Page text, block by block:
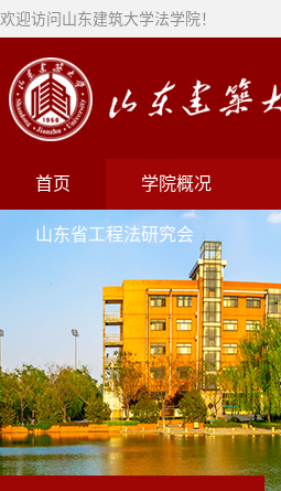
欢迎访问山东建筑大学法学院！
首页 学院概况
山东省工程法研究会